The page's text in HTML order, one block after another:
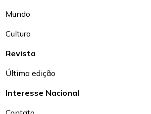
Mundo
Cultura
Revista
Última edição
Interesse Nacional